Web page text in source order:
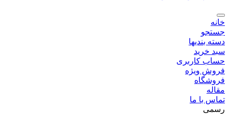
خانه
جستجو
دسته بندیها
سبد خرید
حساب کاربری
فروش ویژه
فروشگاه
مقاله
تماس با ما
رسمی